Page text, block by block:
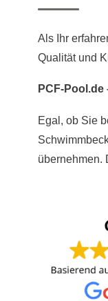
Als Ihr
Qualität und
PCF-
Egal, ob Sie
übernehmen.